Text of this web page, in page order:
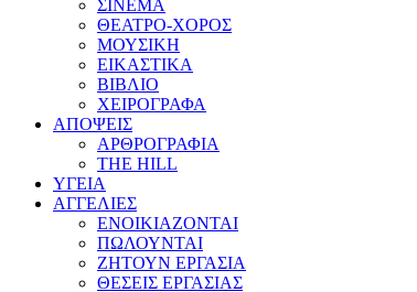
ΣΙΝΕΜΑ
ΘΕΑΤΡΟ-ΧΟΡΟΣ
ΜΟΥΣΙΚΗ
ΕΙΚΑΣΤΙΚΑ
ΒΙΒΛΙΟ
ΧΕΙΡΟΓΡΑΦΑ
ΑΠΟΨΕΙΣ
ΑΡΘΡΟΓΡΑΦΙΑ
THE HILL
ΥΓΕΙΑ
ΑΓΓΕΛΙΕΣ
ΕΝΟΙΚΙΑΖΟΝΤΑΙ
ΠΩΛΟΥΝΤΑΙ
ΖΗΤΟΥΝ ΕΡΓΑΣΙΑ
ΘΕΣΕΙΣ ΕΡΓΑΣΙΑΣ